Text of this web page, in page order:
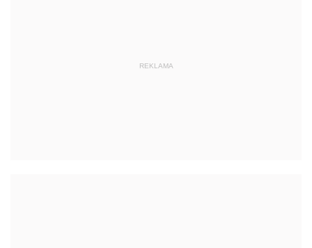
REKLAMA